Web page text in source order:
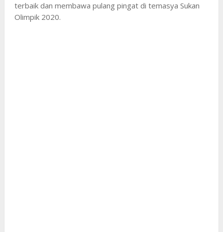
terbaik dan membawa pulang pingat di temasya Sukan
Olimpik 2020.